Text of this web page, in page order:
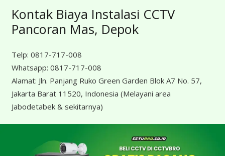
Kontak Biaya Instalasi CCTV
Pancoran Mas, Depok
Telp: 0817-717-008
Whatsapp: 0817-717-008
Alamat: Jln. Panjang Ruko Green Garden Blok A7 No. 57,
Jakarta Barat 11520, Indonesia (Melayani area
Jabodetabek & sekitarnya)